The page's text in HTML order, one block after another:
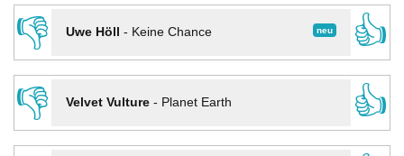
👎
neu
Uwe Höll - Keine Chance
👍
👎
Velvet Vulture- Planet Earth
👍